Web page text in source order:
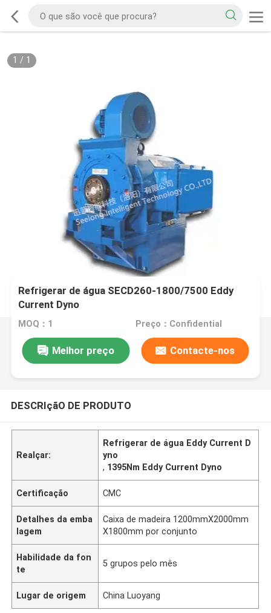
1 / 1
Refrigerar de água SECD260-1800/7500 Eddy
Current Dyno
MOQ：1 Preço：Confidential
Melhor preço Contacte-nos
DESCRIçãO DE PRODUTO
Realçar:
Refrigerar de água Eddy Current D
yno
, 1395Nm Eddy Current Dyno
Certificação CMC
Detalhes da emba
lagem
Caixa de madeira 1200mmX2000mm
X1800mm por conjunto
Habilidade da fon
te
5 grupos pelo mês
Lugar de origem China Luoyang